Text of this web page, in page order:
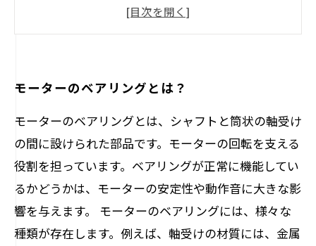
モーターのベアリングのトラブルの原因と解
決策
テナンスの必要性
モーターのベアリングとは？
モーターのベアリングとは、シャフトと筒状の軸受け
の間に設けられた部品です。モーターの回転を支える
役割を担っています。ベアリングが正常に機能してい
るかどうかは、モーターの安定性や動作音に大きな影
響を与えます。 モーターのベアリングには、様々な
種類が存在します。例えば、軸受けの材質には、金属